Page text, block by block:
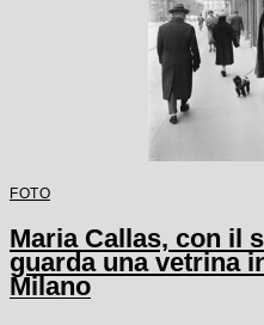
FOTO
Maria Callas, con il
guarda una vetrina
Milano